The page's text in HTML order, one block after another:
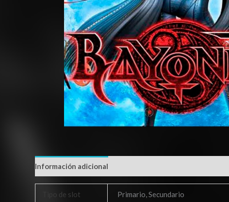
Información adicional
Tipo de slot Primario, Secundario